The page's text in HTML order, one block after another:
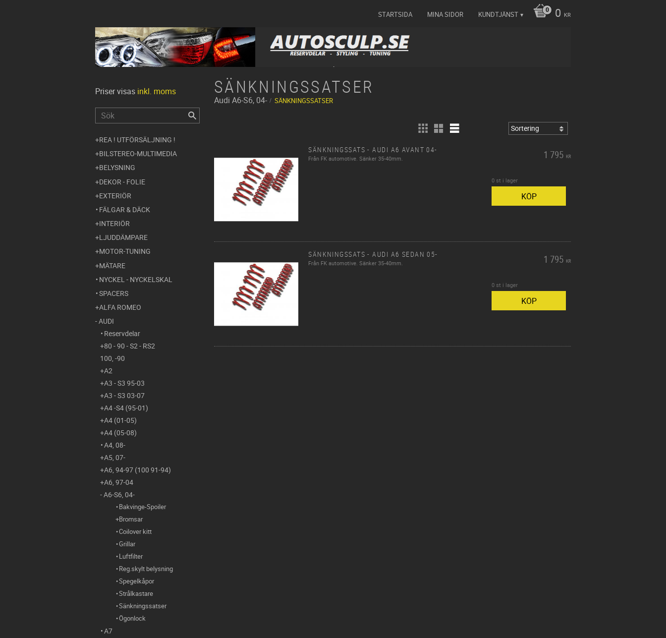
0 KR
STARTSIDA MINA SIDOR KUNDTJÄNST
SÄNKNINGSSATSER
Audi A6-S6, 04- SÄNKNINGSSATSER
SÄNKNINGSSATS - AUDI A6 AVANT 04-
Från FK automotive. Sänker 35-40mm. 1 795 KR
0 st i lager
KÖP
SÄNKNINGSSATS - AUDI A6 SEDAN 05-
Från FK automotive. Sänker 35-40mm. 1 795 KR
0 st i lager
KÖP
Priser visas inkl. moms
REA ! UTFÖRSÄLJNING !
BILSTEREO-MULTIMEDIA
BELYSNING
DEKOR - FOLIE
EXTERIÖR
FÄLGAR & DÄCK
INTERIÖR
LJUDDÄMPARE
MOTOR-TUNING
MÄTARE
NYCKEL - NYCKELSKAL
SPACERS
ALFA ROMEO
AUDI
Reservdelar
80 - 90 - S2 - RS2
100, -90
A2
A3 - S3 95-03
A3 - S3 03-07
A4 -S4 (95-01)
A4 (01-05)
A4 (05-08)
A4, 08-
A5, 07-
A6, 94-97 (100 91-94)
A6, 97-04
A6-S6, 04-
Bakvinge-Spoiler
Bromsar
Coilover kitt
Grillar
Luftfilter
Reg.skylt belysning
Spegelkåpor
Strålkastare
Sänkningssatser
Ögonlock
A7